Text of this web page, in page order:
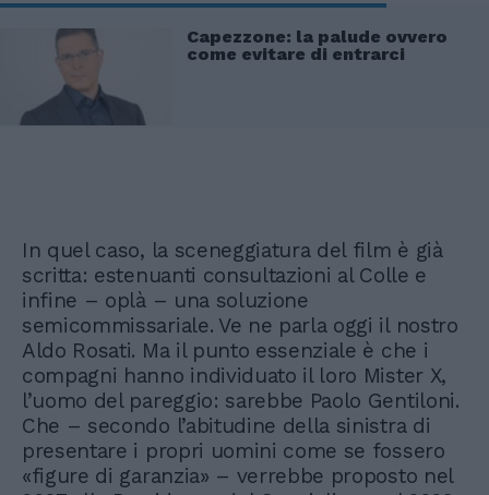
Capezzone: la palude ovvero
come evitare di entrarci
In quel caso, la sceneggiatura del film è già
scritta: estenuanti consultazioni al Colle e
infine – oplà – una soluzione
semicommissariale. Ve ne parla oggi il nostro
Aldo Rosati. Ma il punto essenziale è che i
compagni hanno individuato il loro Mister X,
l’uomo del pareggio: sarebbe Paolo Gentiloni.
Che – secondo l’abitudine della sinistra di
presentare i propri uomini come se fossero
«figure di garanzia» – verrebbe proposto nel